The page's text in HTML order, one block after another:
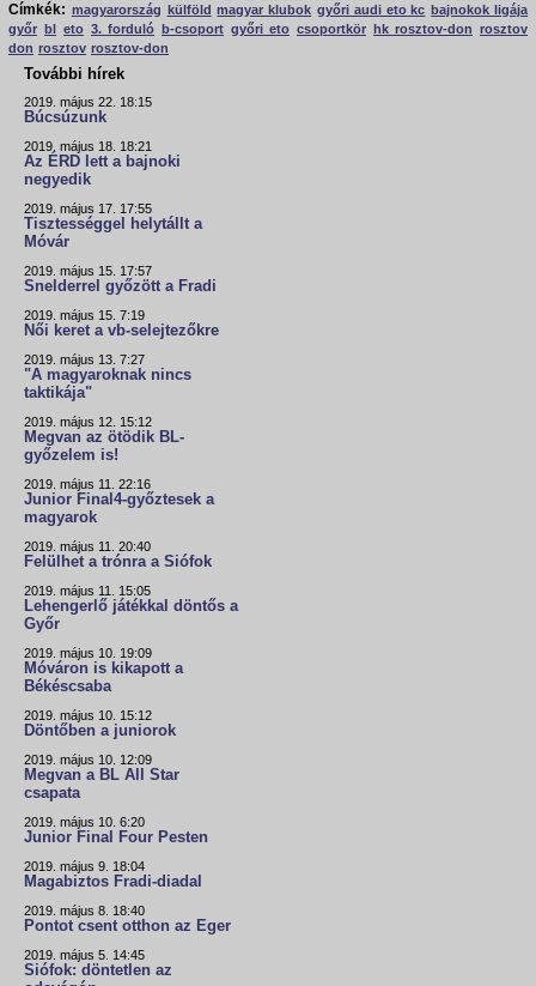
Címkék: magyarország külföld magyar klubok győri audi eto kc bajnokok ligája
győr
bl eto 3. forduló b-csoport győri eto csoportkör hk rosztov-don rosztov
don rosztov rosztov-don
További hírek
2019. május 22. 18:15
Búcsúzunk
2019. május 18. 18:21
Az ÉRD lett a bajnoki
negyedik
2019. május 17. 17:55
Tisztességgel helytállt a
Móvár
2019. május 15. 17:57
Snelderrel győzött a Fradi
2019. május 15. 7:19
Női keret a vb-selejtezőkre
2019. május 13. 7:27
"A magyaroknak nincs
taktikája"
2019. május 12. 15:12
Megvan az ötödik BL-
győzelem is!
2019. május 11. 22:16
Junior Final4-győztesek a
magyarok
2019. május 11. 20:40
Felülhet a trónra a Siófok
2019. május 11. 15:05
Lehengerlő játékkal döntős a
Győr
2019. május 10. 19:09
Móváron is kikapott a
Békéscsaba
2019. május 10. 15:12
Döntőben a juniorok
2019. május 10. 12:09
Megvan a BL All Star
csapata
2019. május 10. 6:20
Junior Final Four Pesten
2019. május 9. 18:04
Magabiztos Fradi-diadal
2019. május 8. 18:40
Pontot csent otthon az Eger
2019. május 5. 14:45
Siófok: döntetlen az